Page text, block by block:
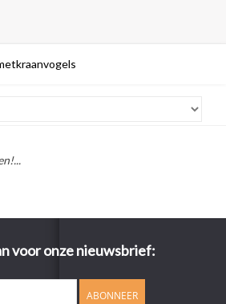
voor onze nieuwsbrief:
ABONNEER